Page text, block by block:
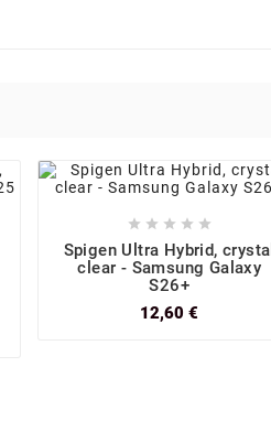
    
Spigen Ultra Hybrid, crystal
clear - Samsung Galaxy
S26+
12,60 €